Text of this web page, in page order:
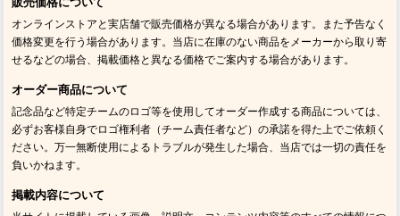
オンラインストアと実店舗で販売価格が異なる場合があります。また予告なく
価格変更を行う場合があります。当店に在庫のない商品をメーカーから取り寄
せるなどの場合、掲載価格と異なる価格でご案内する場合があります。
オーダー商品について
記念品など特定チームのロゴ等を使用してオーダー作成する商品については、
必ずお客様自身でロゴ権利者（チーム責任者など）の承諾を得た上でご依頼く
ださい。万一無断使用によるトラブルが発生した場合、当店では一切の責任を
負いかねます。
掲載内容について